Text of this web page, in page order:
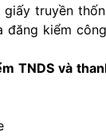
truyền
đăng kiểm
TNDS và